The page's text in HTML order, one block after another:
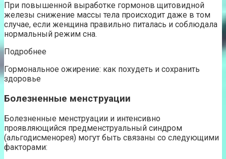
При повышенной выработке гормонов щитовидной
железы снижение массы тела происходит даже в том
случае, если женщина правильно питалась и соблюдала
нормальный режим сна.
Подробнее
Гормональное ожирение: как похудеть и сохранить
здоровье
Болезненные менструации
Болезненные менструации и интенсивно
проявляющийся предменструальный синдром
(альгодисменорея) могут быть связаны со следующими
факторами: